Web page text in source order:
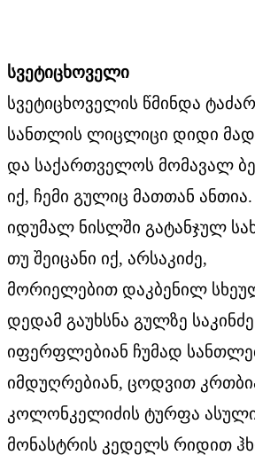
სვეტიცხოველი
სვეტიცხოველის წმინდა
სანთლის ლიცლიცი დიდი
და საქართველოს მომავალ
იქ, ჩემი გულიც მათთან ანთია.
იდუმალ ნისლში გატანჯულ
თუ შეიცანი იქ, არსაკიძე,
მორიელებით დაკბენილ
დედამ გაუხსნა გულზე
იფერფლებიან ჩუმად
იმდუღრებიან, ცოდვით
კოლონკელიძის ტურფა
მონასტრის კედელს რიდით